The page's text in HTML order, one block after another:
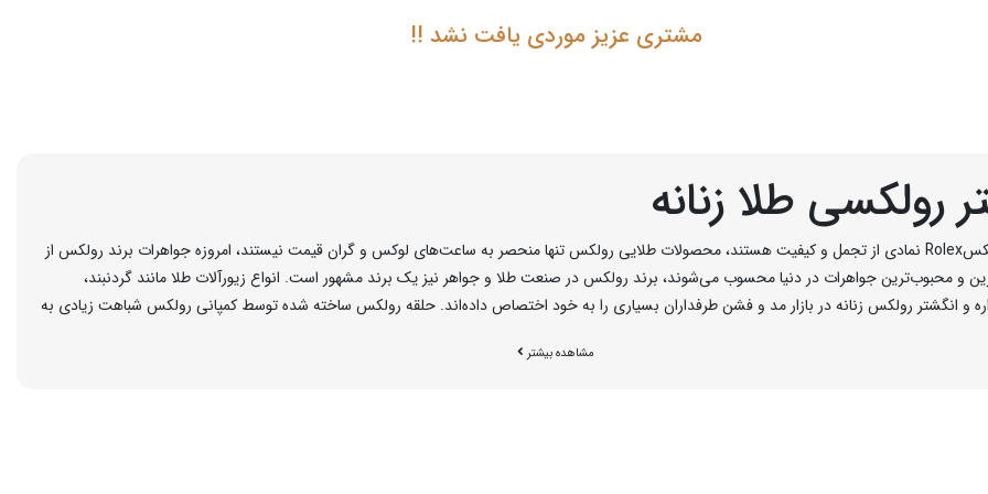
مشتری عزیز موردی یافت نشد !!
رولکسی طلا زنانه
Rolex نمادی از تجمل و کیفیت هستند، محصولات طلایی رولکس تنها منحصر به ساعت‌های لوکس و گران قیمت نیستند، امروزه جواهرات برند رولکس از
و محبوب‌ترین جواهرات در دنیا محسوب می‌شوند، برند رولکس در صنعت طلا و جواهر نیز یک برند مشهور است. انواع زیورآلات طلا مانند گردنبند،
و انگشتر رولکس زنانه در بازار مد و فشن طرفداران بسیاری را به خود اختصاص داده‌اند. حلقه رولکس ساخته شده توسط کمپانی رولکس شباهت زیادی به
ساخته شده باشد. همچنین ممکن است در ساخت انواع حلقه رولکس زنانه یا مردانه از سنگ‌های قیمتی مثل الماس‌های پاک و با کیفیت، یاقوت کبود، یاقوت
مشاهده بیشتر